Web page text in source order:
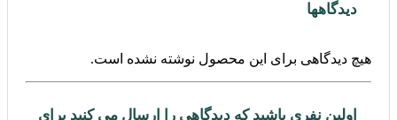
دیدگاهها
هیچ دیدگاهی برای این محصول نوشته نشده است.
اولین نفری باشید که دیدگاهی را ارسال می کنید برای